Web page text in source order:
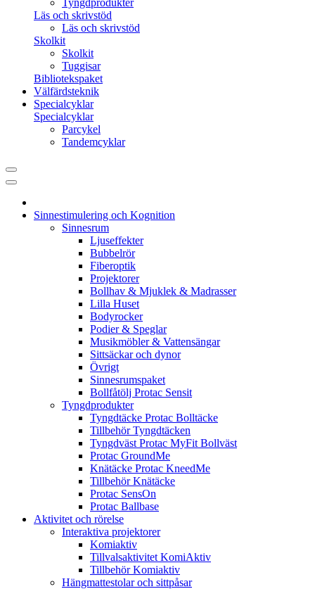
Läs och skrivstöd
Läs och skrivstöd
Skolkit
Skolkit
Tuggisar
Bibliotekspaket
Välfärdsteknik
Specialcyklar
Specialcyklar
Parcykel
Tandemcyklar
Sinnestimulering och Kognition
Sinnesrum
Ljuseffekter
Bubbelrör
Fiberoptik
Projektorer
Bollhav & Mjuklek & Madrasser
Lilla Huset
Bodyrocker
Podier & Speglar
Musikmöbler & Vattensängar
Sittsäckar och dynor
Övrigt
Sinnesrumspaket
Bollfåtölj Protac Sensit
Tyngdprodukter
Tyngdtäcke Protac Bolltäcke
Tillbehör Tyngdtäcken
Tyngdväst Protac MyFit Bollväst
Protac GroundMe
Knätäcke Protac KneedMe
Tillbehör Knätäcke
Protac SensOn
Protac Ballbase
Aktivitet och rörelse
Interaktiva projektorer
Komiaktiv
Tillvalsaktivitet KomiAktiv
Tillbehör Komiaktiv
Hängmattestolar och sittpåsar